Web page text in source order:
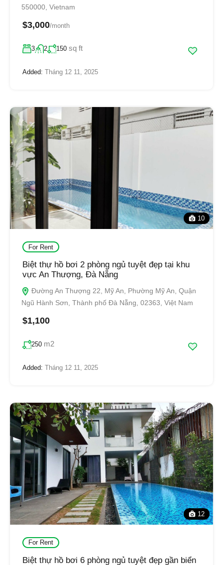
550000, Vietnam
$3,000/month
3 2 150 sq ft
Added: Tháng 12 11, 2025
10
For Rent
Biệt thự hồ bơi 2 phòng ngủ tuyệt đẹp tại khu
vực An Thượng, Đà Nẵng
Đường An Thượng 22, Mỹ An, Phường Mỹ An, Quận
Ngũ Hành Sơn, Thành phố Đà Nẵng, 02363, Việt Nam
$1,100
250 m2
Added: Tháng 12 11, 2025
12
For Rent
Biệt thự hồ bơi 6 phòng ngủ tuyệt đẹp gần biển